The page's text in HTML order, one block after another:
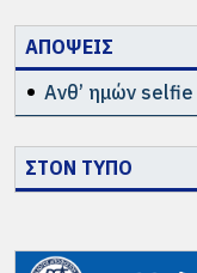
ΑΠΟΨΕΙΣ
Ανθ’ ημών selfie
ΣΤΟΝ ΤΥΠΟ